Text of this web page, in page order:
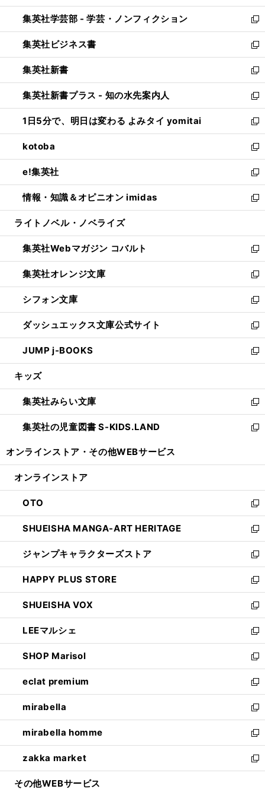
開
く
ウ
で
開
く
ン
ド
ウ
で
開
く
ウ
ィ
ン
ド
ウ
で
開
く
集英社学芸部 - 学芸・ノンフィクション
新
し
い
ウ
ィ
ン
ド
ウ
で
開
く
集英社ビジネス書
新
し
い
ウ
ィ
ン
ド
ウ
で
開
く
集英社新書
新
し
い
ウ
ィ
ン
ド
ウ
で
開
く
集英社新書プラス - 知の水先案内人
新
し
い
ウ
ィ
ン
ド
ウ
で
開
1日5分で、明日は変わる よみタイ yomitai
新
し
い
ウ
ィ
ン
ド
ウ
開
く
kotoba
新
し
い
ウ
ィ
ン
ウ
で
開
く
e!集英社
新
し
い
ウ
ン
ド
ウ
で
開
く
情報・知識＆オピニオン imidas
新
し
ウ
ィ
ン
ド
ウ
で
開
く
ライトノベル・ノベライズ
集英社Webマガジン コバルト
新
し
い
ウ
ィ
ン
ド
ウ
で
開
集英社オレンジ文庫
新
し
い
ウ
ィ
ン
ド
ウ
開
く
シフォン文庫
新
し
い
ウ
ィ
ン
ウ
で
開
く
ダッシュエックス文庫公式サイト
新
し
い
ウ
ン
ド
ウ
で
JUMP j-BOOKS
新
し
ウ
ィ
ン
ド
開
キッズ
集英社みらい文庫
新
し
い
ン
ウ
で
開
く
集英社の児童図書 S-KIDS.LAND
新
ウ
ン
ド
ウ
で
開
く
オンラインストア・ その他WEBサービス
オンラインストア
OTO
新
し
い
ウ
ィ
ン
ド
ウ
で
開
く
SHUEISHA MANGA-ART HERITAGE
新
し
い
ウ
ィ
ン
ド
ウ
で
開
く
ジャンプキャラクターズストア
新
し
い
ウ
ィ
ン
ド
ウ
で
開
く
HAPPY PLUS STORE
新
し
い
ウ
ィ
ン
ド
ウ
で
開
く
SHUEISHA VOX
新
し
い
ウ
ィ
ン
ド
ウ
で
開
く
LEEマルシェ
新
し
い
ウ
ィ
ン
ド
ウ
で
開
く
SHOP Marisol
新
し
い
ウ
ィ
ン
ド
ウ
で
開
eclat premium
新
し
い
ウ
ィ
ン
ド
ウ
mirabella
新
し
い
ウ
ィ
ン
mirabella homme
新
し
い
ウ
zakka market
新
し
その他WEBサービス